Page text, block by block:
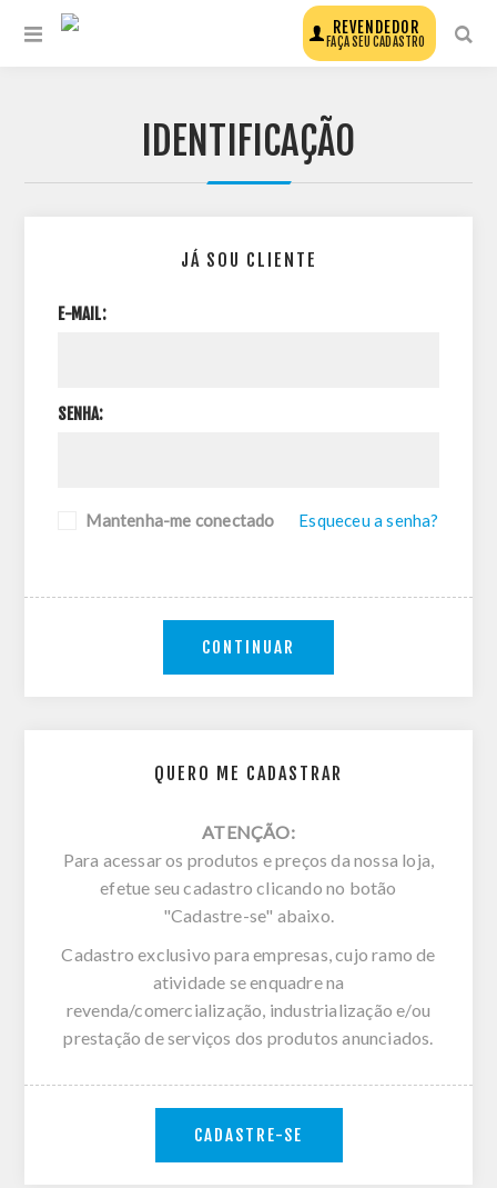
REVENDEDOR
FAÇA SEU CADASTRO
IDENTIFICAÇÃO
QUERO ME CADASTRAR
ATENÇÃO:
Para acessar os produtos e preços da nossa loja,
efetue seu cadastro clicando no botão
"Cadastre-se" abaixo.
Cadastro exclusivo para empresas, cujo ramo de
atividade se enquadre na
revenda/comercialização, industrialização e/ou
prestação de serviços dos produtos anunciados.
CADASTRE-SE
JÁ SOU CLIENTE
E-MAIL:
SENHA:
Mantenha-me conectado Esqueceu a senha?
CONTINUAR